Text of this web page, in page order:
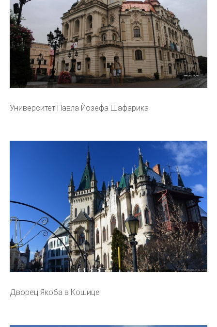
Университет Павла Йозефа Шафарика
Дворец Якоба в Кошице